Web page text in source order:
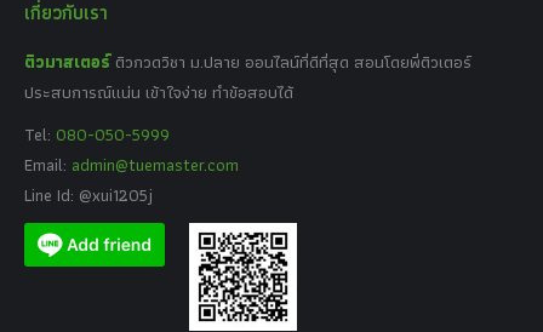
เกี่ยวกับเรา
ติวมาสเตอร์ ติวกวดวิชา ม.ปลาย ออนไลน์ที่ดีที่สุด สอนโดยพี่ติวเตอร์
ประสบการณ์แน่น เข้าใจง่าย ทำข้อสอบได้
Tel: 080-050-5999
Email: admin@tuemaster.com
Line Id: @xui1205j